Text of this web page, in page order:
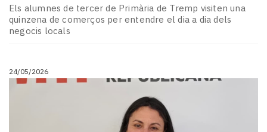
Els alumnes de tercer de Primària de Tremp visiten una
quinzena de comerços per entendre el dia a dia dels
negocis locals
24/05/2026